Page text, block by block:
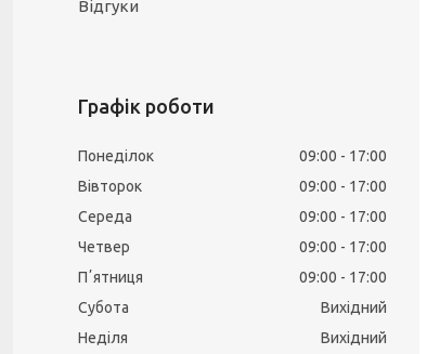
Відгуки
Графік роботи
Понеділок 09:00
17:00
Вівторок
09:00
17:00
Середа
09:00
17:00
Четвер
09:00
17:00
Пʼятниця
09:00
17:00
Субота
Вихідний
Неділя
Вихідний